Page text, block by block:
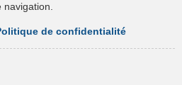
navigation.
de confidentialité